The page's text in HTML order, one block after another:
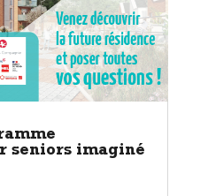
seniors imaginé